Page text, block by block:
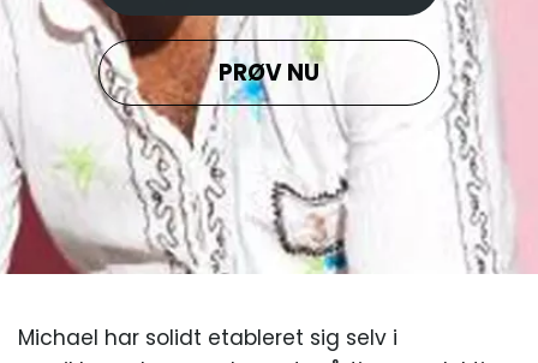
PRØV NU
Michael har solidt etableret sig selv i